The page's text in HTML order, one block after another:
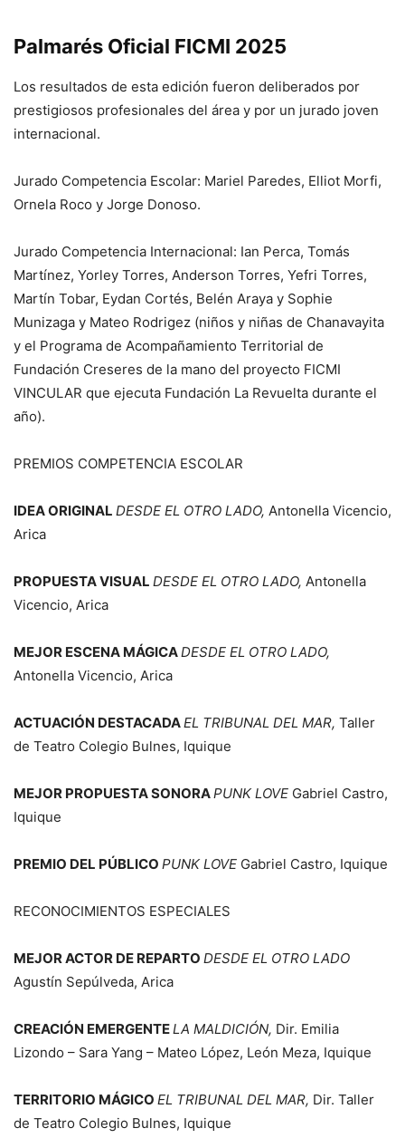
Palmarés Oficial FICMI 2025
Los resultados de esta edición fueron deliberados por
prestigiosos profesionales del área y por un jurado joven
internacional.
Jurado Competencia Escolar: Mariel Paredes, Elliot Morfi,
Ornela Roco y Jorge Donoso.
Jurado Competencia Internacional: Ian Perca, Tomás
Martínez, Yorley Torres, Anderson Torres, Yefri Torres,
Martín Tobar, Eydan Cortés, Belén Araya y Sophie
Munizaga y Mateo Rodrigez (niños y niñas de Chanavayita
y el Programa de Acompañamiento Territorial de
Fundación Creseres de la mano del proyecto FICMI
VINCULAR que ejecuta Fundación La Revuelta durante el
año).
PREMIOS COMPETENCIA ESCOLAR
IDEA ORIGINAL DESDE EL OTRO LADO, Antonella Vicencio,
Arica
PROPUESTA VISUAL DESDE EL OTRO LADO, Antonella
Vicencio, Arica
MEJOR ESCENA MÁGICADESDE EL OTRO LADO,
Antonella Vicencio, Arica
ACTUACIÓN DESTACADAEL TRIBUNAL DEL MAR, Taller
de Teatro Colegio Bulnes, Iquique
MEJOR PROPUESTA SONORAPUNK LOVE Gabriel Castro,
Iquique
PREMIO DEL PÚBLICO PUNK LOVE Gabriel Castro, Iquique
RECONOCIMIENTOS ESPECIALES
MEJOR ACTOR DE REPARTO DESDE EL OTRO LADO
Agustín Sepúlveda, Arica
CREACIÓN EMERGENTELA MALDICIÓN, Dir. Emilia
Lizondo – Sara Yang – Mateo López, León Meza, Iquique
TERRITORIO MÁGICO EL TRIBUNAL DEL MAR, Dir. Taller
de Teatro Colegio Bulnes, Iquique